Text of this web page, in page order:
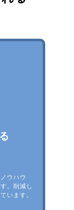
ウハウ
。削減し
います。